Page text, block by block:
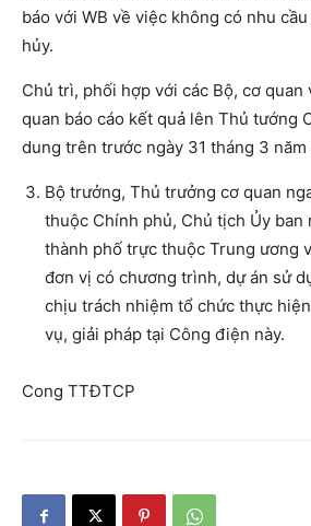
báo với WB về việc không có nhu
hủy.
Chủ trì, phối hợp với các Bộ, cơ quan
quan báo cáo kết quả lên Thủ tướng
dung trên trước ngày 31 tháng 3 năm
Bộ trưởng, Thủ trưởng cơ quan
thuộc Chính phủ, Chủ tịch Ủy ban
thành phố trực thuộc Trung ương
đơn vị có chương trình, dự án sử
chịu trách nhiệm tổ chức thực
vụ, giải pháp tại Công điện này.
Cong TTĐTCP